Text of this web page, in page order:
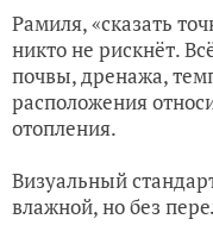
Рамиля, «сказать
никто не рискнёт.
почвы, дренажа,
расположения
отопления.
Визуальный
влажной, но без